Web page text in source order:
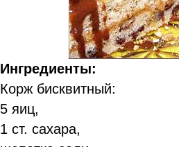
Ингредиенты:
Корж бисквитный:
5 яиц,
1 ст. сахара,